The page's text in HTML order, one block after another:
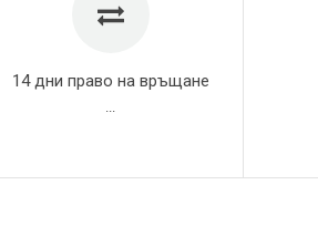
14 дни право на връщане